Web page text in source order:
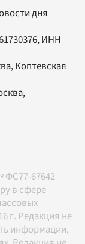
дня
ИНН
Коптевская
,
ФС77-67642
в сфере
г. Редакция не
информации,